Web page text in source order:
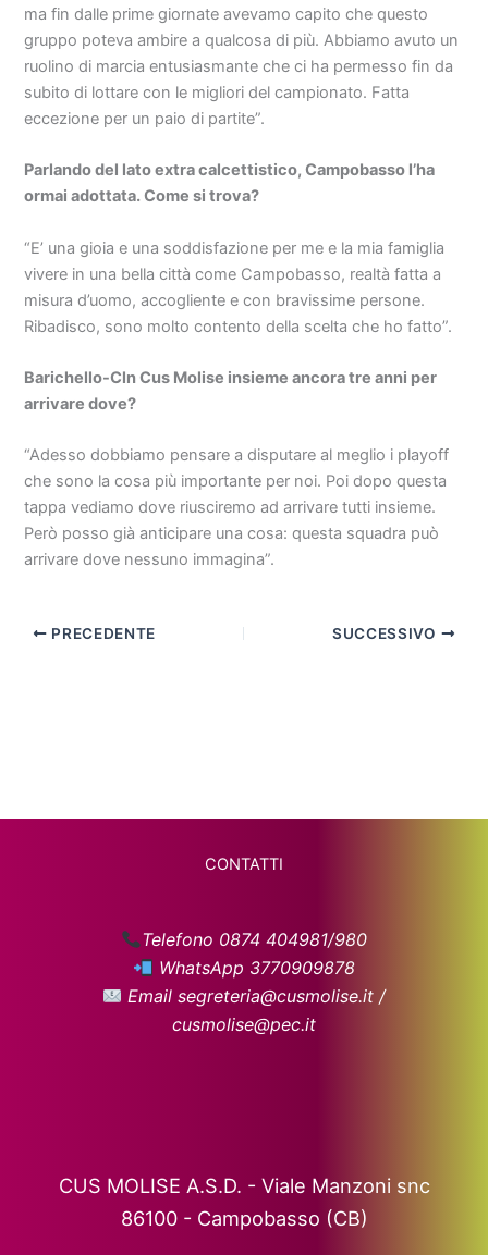
ma fin dalle prime giornate avevamo capito che questo
gruppo poteva ambire a qualcosa di più. Abbiamo avuto un
ruolino di marcia entusiasmante che ci ha permesso fin da
subito di lottare con le migliori del campionato. Fatta
eccezione per un paio di partite”.
Parlando del lato extra calcettistico, Campobasso l’ha
ormai adottata. Come si trova?
“E’ una gioia e una soddisfazione per me e la mia famiglia
vivere in una bella città come Campobasso, realtà fatta a
misura d’uomo, accogliente e con bravissime persone.
Ribadisco, sono molto contento della scelta che ho fatto”.
Barichello-Cln Cus Molise insieme ancora tre anni per
arrivare dove?
“Adesso dobbiamo pensare a disputare al meglio i playoff
che sono la cosa più importante per noi. Poi dopo questa
tappa vediamo dove riusciremo ad arrivare tutti insieme.
Però posso già anticipare una cosa: questa squadra può
arrivare dove nessuno immagina”.
PRECEDENTE SUCCESSIVO
CONTATTI
Telefono 0874 404981/980
WhatsApp 3770909878
Email segreteria@cusmolise.it /
cusmolise@pec.it
CUS MOLISE A.S.D. - Viale Manzoni snc
86100 - Campobasso (CB)